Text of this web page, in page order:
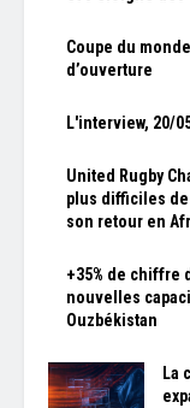
Coupe du
d’ouverture
L'interview, 20/
United Rugby
plus difficiles de
son retour en
+35% de chiffre
nouvelles
Ouzbékistan
La